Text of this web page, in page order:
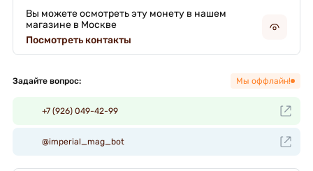
Вы можете осмотреть эту монету в нашем
магазине в Москве
Посмотреть контакты
Задайте вопрос: Мы оффлайн!
+7 (926) 049-42-99
@imperial_mag_bot